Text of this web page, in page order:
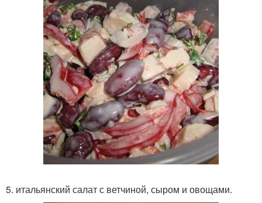
5. итальянский салат с ветчиной, сыром и овощами.